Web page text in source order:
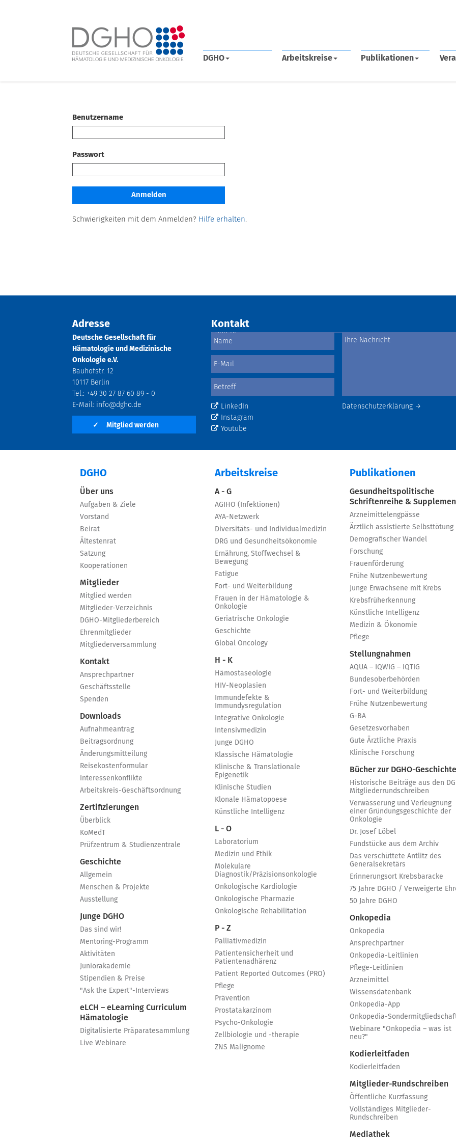
DGHO Arbeitskreise Publikationen
Benutzername
Passwort
Schwierigkeiten mit dem Anmelden? Hilfe erhalten.
Adresse
Deutsche Gesellschaft für
Hämatologie und Medizinische
Onkologie e.V.
Bauhofstr. 12
10117 Berlin
Tel.: +49 30 27 87 60 89 - 0
E-Mail: info@dgho.de
✓ Mitglied werden
Kontakt
Datenschutzerklärung →
LinkedIn
Instagram
Youtube
DGHO
Über uns
Aufgaben & Ziele
Vorstand
Beirat
Ältestenrat
Satzung
Kooperationen
Mitglieder
Mitglied werden
Mitglieder-Verzeichnis
DGHO-Mitgliederbereich
Ehrenmitglieder
Mitgliederversammlung
Kontakt
Ansprechpartner
Geschäftsstelle
Spenden
Downloads
Aufnahmeantrag
Beitragsordnung
Änderungsmitteilung
Reisekostenformular
Interessenkonflikte
Arbeitskreis-Geschäftsordnung
Zertifizierungen
Überblick
KoMedT
Prüfzentrum & Studienzentrale
Geschichte
Allgemein
Menschen & Projekte
Ausstellung
Junge DGHO
Das sind wir!
Mentoring-Programm
Aktivitäten
Juniorakademie
Stipendien & Preise
"Ask the Expert"-Interviews
eLCH – eLearning Curriculum
Hämatologie
Digitalisierte Präparatesammlung
Live Webinare
Arbeitskreise
A - G
AGIHO (Infektionen)
AYA-Netzwerk
Diversitäts- und Individualmedizin
DRG und Gesundheitsökonomie
Ernährung, Stoffwechsel &
Bewegung
Fatigue
Fort- und Weiterbildung
Frauen in der Hämatologie &
Onkologie
Geriatrische Onkologie
Geschichte
Global Oncology
H - K
Hämostaseologie
HIV-Neoplasien
Immundefekte &
Immundysregulation
Integrative Onkologie
Intensivmedizin
Junge DGHO
Klassische Hämatologie
Klinische & Translationale
Epigenetik
Klinische Studien
Klonale Hämatopoese
Künstliche Intelligenz
L - O
Laboratorium
Medizin und Ethik
Molekulare
Diagnostik/Präzisionsonkologie
Onkologische Kardiologie
Onkologische Pharmazie
Onkologische Rehabilitation
P - Z
Palliativmedizin
Patientensicherheit und
Patientenadhärenz
Patient Reported Outcomes (PRO)
Pflege
Prävention
Prostatakarzinom
Psycho-Onkologie
Zellbiologie und -therapie
ZNS Malignome
Publikationen
Gesundheitspolitische
Schriftenreihe &
Arzneimittelengpässe
Ärztlich assistierte Selbsttötung
Demografischer Wandel
Forschung
Frauenförderung
Frühe Nutzenbewertung
Junge Erwachsene mit Krebs
Krebsfrüherkennung
Künstliche Intelligenz
Medizin & Ökonomie
Pflege
Stellungnahmen
AQUA – IQWIG – IQTIG
Bundesoberbehörden
Fort- und Weiterbildung
Frühe Nutzenbewertung
G-BA
Gesetzesvorhaben
Gute Ärztliche Praxis
Klinische Forschung
Bücher zur DGHO-Geschichte
Historische Beiträge aus den
Mitgliederrundschreiben
Verwässerung und Verleugnung
einer Gründungsgeschichte der
Onkologie
Dr. Josef Löbel
Fundstücke aus dem Archiv
Das verschüttete Antlitz des
Generalsekretärs
Erinnerungsort Krebsbaracke
75 Jahre DGHO / Verweigerte
50 Jahre DGHO
Onkopedia
Onkopedia
Ansprechpartner
Onkopedia-Leitlinien
Pflege-Leitlinien
Arzneimittel
Wissensdatenbank
Onkopedia-App
Onkopedia-
Webinare "Onkopedia – was ist
neu?"
Kodierleitfaden
Kodierleitfaden
Mitglieder-Rundschreiben
Öffentliche Kurzfassung
Vollständiges Mitglieder-
Rundschreiben
Mediathek